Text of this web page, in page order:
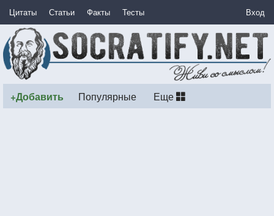
Цитаты Статьи Факты Тесты Вход
+Добавить Популярные Еще